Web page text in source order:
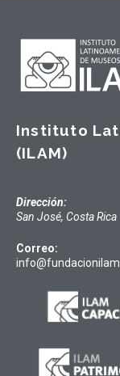
Instituto
(ILAM)
Dirección:
San José, Costa Rica
Correo: